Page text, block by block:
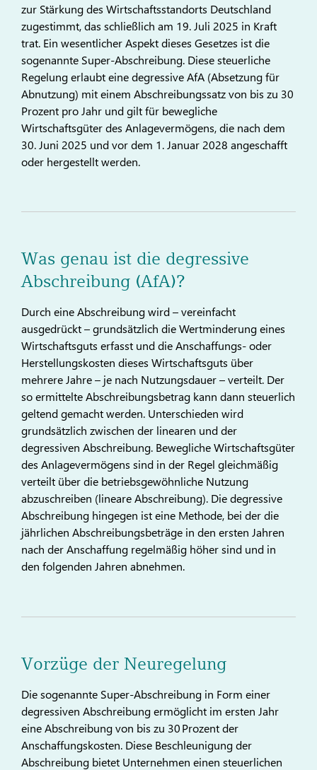
zur Stärkung des Wirtschaftsstandorts Deutschland
zugestimmt, das schließlich am 19. Juli 2025 in Kraft
trat. Ein wesentlicher Aspekt dieses Gesetzes ist die
sogenannte Super-Abschreibung. Diese steuerliche
Regelung erlaubt eine degressive AfA (Absetzung für
Abnutzung) mit einem Abschreibungssatz von bis zu 30
Prozent pro Jahr und gilt für bewegliche
Wirtschaftsgüter des Anlagevermögens, die nach dem
30. Juni 2025 und vor dem 1. Januar 2028 angeschafft
oder hergestellt werden.
Was genau ist die degressive
Abschreibung (AfA)?
Durch eine Abschreibung wird – vereinfacht
ausgedrückt – grundsätzlich die Wertminderung eines
Wirtschaftsguts erfasst und die Anschaffungs- oder
Herstellungskosten dieses Wirtschaftsguts über
mehrere Jahre – je nach Nutzungsdauer – verteilt. Der
so ermittelte Abschreibungsbetrag kann dann steuerlich
geltend gemacht werden. Unterschieden wird
grundsätzlich zwischen der linearen und der
degressiven Abschreibung. Bewegliche Wirtschaftsgüter
des Anlagevermögens sind in der Regel gleichmäßig
verteilt über die betriebsgewöhnliche Nutzung
abzuschreiben (lineare Abschreibung). Die degressive
Abschreibung hingegen ist eine Methode, bei der die
jährlichen Abschreibungsbeträge in den ersten Jahren
nach der Anschaffung regelmäßig höher sind und in
den folgenden Jahren abnehmen.
Vorzüge der Neuregelung
Die sogenannte Super-Abschreibung in Form einer
degressiven Abschreibung ermöglicht im ersten Jahr
eine Abschreibung von bis zu 30 Prozent der
Anschaffungskosten. Diese Beschleunigung der
Abschreibung bietet Unternehmen einen steuerlichen